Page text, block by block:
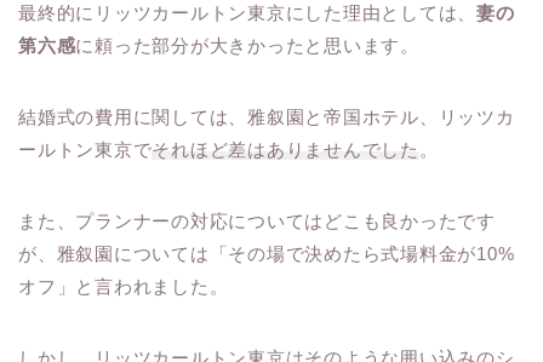
最終的にリッツカールトン東京にした理由としては、妻の
第六感に頼った部分が大きかったと思います。
結婚式の費用に関しては、雅叙園と帝国ホテル、リッツカ
ールトン東京でそれほど差はありませんでした 。
また、プランナーの対応についてはどこも良かったです
が、雅叙園については「その場で決めたら式場料金が10%
オフ」と言われました。
しかし、リッツカールトン東京はそのような囲い込みのシ